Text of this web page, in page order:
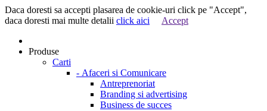
Daca doresti sa accepti plasarea de cookie-uri click pe "Accept",
daca doresti mai multe detalii click aici Accept
Produse
Carti
- Afaceri si Comunicare
Antreprenoriat
Branding si advertising
Business de succes